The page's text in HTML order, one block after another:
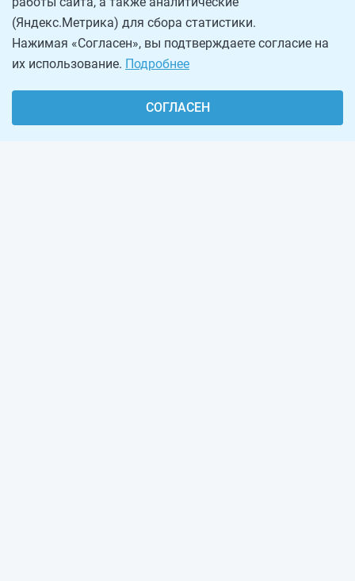
(Яндекс.Метрика) для сбора статистики.
Нажимая «Согласен», вы подтверждаете согласие на
их использование. Подробнее
СОГЛАСЕН